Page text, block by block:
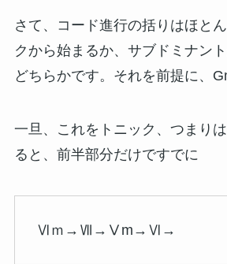
さて、コード進行の括りはほと
クから始まるか、サブドミナン
どちらかです。それを前提に、
一旦、これをトニック、つまり
ると、前半部分だけですでに
Ⅵｍ→Ⅶ→Ⅴm→Ⅵ→